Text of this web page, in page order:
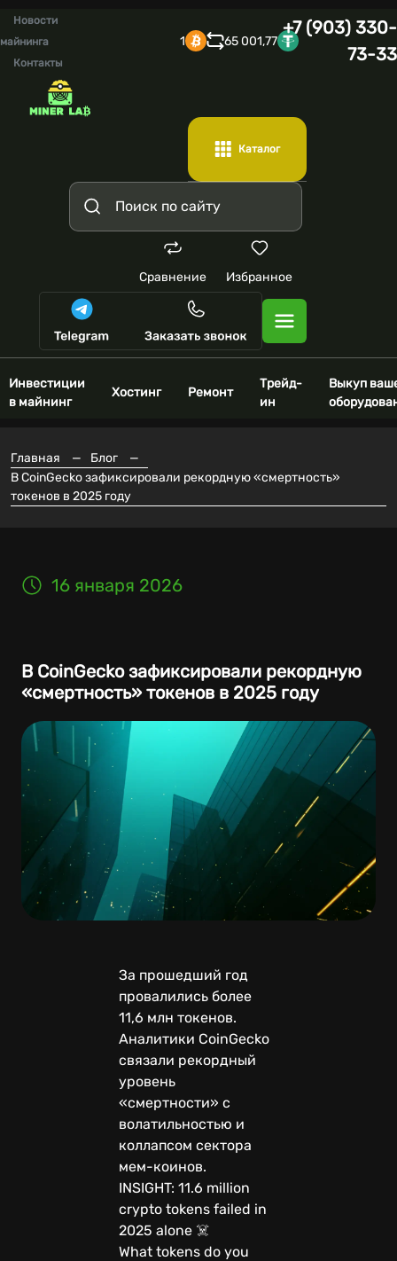
Новости
майнинга
Контакты
1 65 001,77
+7 (903) 330-
73-33
Каталог
Сравнение Избранное
Инвестиции
в майнинг
Хостинг Ремонт
Трейд-
ин
Выкуп
Главная — Блог
—
В CoinGecko зафиксировали рекордную «смертность»
токенов в 2025 году
16 января 2026
В CoinGecko зафиксировали рекордную
«смертность» токенов в 2025 году
За прошедший год
провалились более
11,6 млн токенов.
Аналитики CoinGecko
связали рекордный
уровень
«смертности» с
волатильностью и
коллапсом сектора
мем-коинов.
INSIGHT: 11.6 million
crypto tokens failed in
2025 alone ☠️
What tokens do you